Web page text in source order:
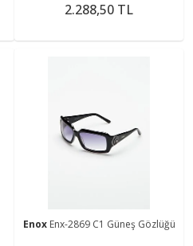
2.288,50 TL
Enox Enx-2869 C1 Güneş Gözlüğü